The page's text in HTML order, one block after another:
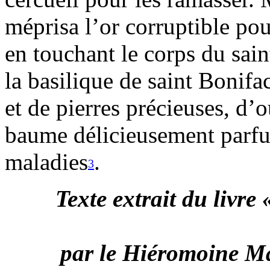
méprisa l’or corruptible
en touchant le corps du
la basilique de saint
et de pierres précieuses,
baume délicieusement
maladies3.
Texte extrait du livre
par le Hiéromoine